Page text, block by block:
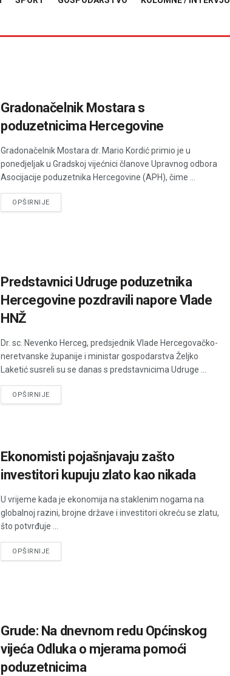
Gradonačelnik Mostara s
poduzetnicima Hercegovine
Gradonačelnik Mostara dr. Mario Kordić primio je u
ponedjeljak u Gradskoj vijećnici članove Upravnog odbora
Asocijacije poduzetnika Hercegovine (APH), čime ...
OPŠIRNIJEDETAILS
Predstavnici Udruge poduzetnika
Hercegovine pozdravili napore Vlade
HNŽ
Dr. sc. Nevenko Herceg, predsjednik Vlade Hercegovačko-
neretvanske županije i ministar gospodarstva Željko
Laketić susreli su se danas s predstavnicima Udruge ...
OPŠIRNIJEDETAILS
Ekonomisti pojašnjavaju zašto
investitori kupuju zlato kao nikada
U vrijeme kada je ekonomija na staklenim nogama na
globalnoj razini, brojne države i investitori okreću se zlatu,
što potvrđuje ...
OPŠIRNIJEDETAILS
Grude: Na dnevnom redu Općinskog
vijeća Odluka o mjerama pomoći
poduzetnicima